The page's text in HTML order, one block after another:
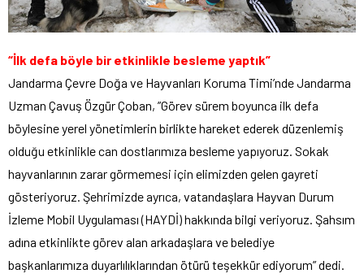
“İlk defa böyle bir etkinlikle besleme yaptık”
Jandarma Çevre Doğa ve Hayvanları Koruma Timi’nde Jandarma
Uzman Çavuş Özgür Çoban, ”Görev sürem boyunca ilk defa
böylesine yerel yönetimlerin birlikte hareket ederek düzenlemiş
olduğu etkinlikle can dostlarımıza besleme yapıyoruz. Sokak
hayvanlarının zarar görmemesi için elimizden gelen gayreti
gösteriyoruz. Şehrimizde ayrıca, vatandaşlara Hayvan Durum
İzleme Mobil Uygulaması (HAYDİ) hakkında bilgi veriyoruz. Şahsım
adına etkinlikte görev alan arkadaşlara ve belediye
başkanlarımıza duyarlılıklarından ötürü teşekkür ediyorum” dedi.